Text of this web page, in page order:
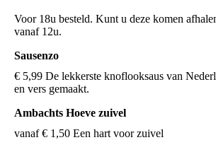
Voor 18u besteld. Kunt u deze komen
vanaf 12u.
Sausenzo
€ 5,99 De lekkerste knoflooksaus van
en vers gemaakt.
Ambachts Hoeve zuivel
vanaf € 1,50 Een hart voor zuivel